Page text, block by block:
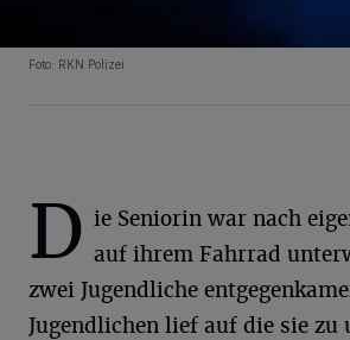
Foto: RKN Polizei
D ie Seniorin war nach
auf ihrem Fahrrad
zwei Jugendliche
Jugendlichen lief auf die sie zu